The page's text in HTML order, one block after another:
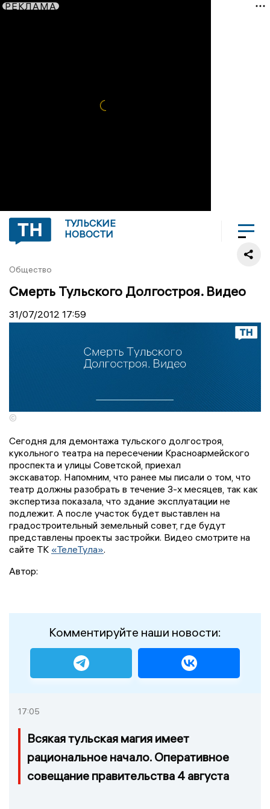
РЕКЛАМА
ТУЛЬСКИЕ
НОВОСТИ
Общество
Смерть Тульского Долгостроя. Видео
31/07/2012 17:59
©
Сегодня для демонтажа тульского долгостроя,
кукольного театра на пересечении Красноармейского
проспекта и улицы Советской, приехал
экскаватор. Напомним, что ранее мы писали о том, что
театр должны разобрать в течение 3-х месяцев, так как
экспертиза показала, что здание эксплуатации не
подлежит. А после участок будет выставлен на
градостроительный земельный совет, где будут
представлены проекты застройки. Видео смотрите на
сайте ТК «ТелеТула».
Автор:
Комментируйте наши новости:
17:05
Всякая тульская магия имеет
рациональное начало. Оперативное
совещание правительства 4 августа